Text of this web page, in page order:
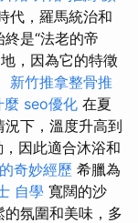
代，羅馬統治和
是“法老的帝
，因為它的特徵
新竹推拿整骨推
麼 seo優化 在夏
下，溫度升高到
因此適合沐浴和
奇妙經歷 希臘為
自學 寬闊的沙
氛圍和美味，多